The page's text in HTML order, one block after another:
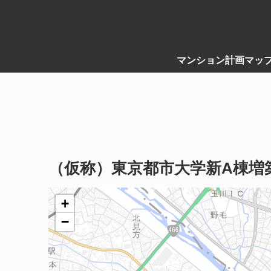
マンション計画マッ
（仮称）東京都市大学新A棟増
+
−